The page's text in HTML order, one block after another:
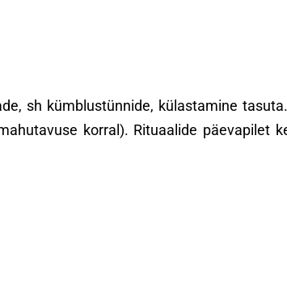
sh kümblustünnide, külastamine
korral). Rituaalide päevapilet